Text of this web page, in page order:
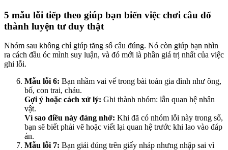
5 mẫu lỗi tiếp theo giúp bạn biến việc chơi câu đố
thành luyện tư duy thật
Nhóm sau không chỉ giúp tăng số câu đúng. Nó còn giúp bạn nhìn
ra cách đầu óc mình suy luận, và đó mới là phần giá trị nhất của việc
ghi lỗi.
Mẫu lỗi 6: Bạn nhầm vai vế trong bài toán gia đình như ông,
bố, con trai, cháu.
Gợi ý hoặc cách xử lý: Ghi thành nhóm: lẫn quan hệ nhân
vật.
Vì sao điều này đáng nhớ: Khi đã có nhóm lỗi này trong sổ,
bạn sẽ biết phải vẽ hoặc viết lại quan hệ trước khi lao vào đáp
án.
Mẫu lỗi 7: Bạn giải đúng trên giấy nháp nhưng nhập sai vì